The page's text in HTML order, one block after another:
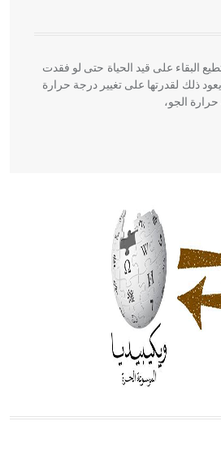
البقاء على قيد الحياة حتى لو فقدت
ذلك لقدرتها على تغيير درجة حرارة
الجو،
ورسالته في جروح الرأس. ويعود
من الدين والفلسفة.
حيواني يتكون في البحر ويتركب
وهو أحمر أو شديد الحمرة وهو
الحجم ويسمى الش
فرنسية اللفظ تم اعتمادها مصطلحاً